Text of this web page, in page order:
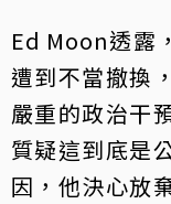
Ed Moon透露
遭到不當撤換
嚴重的政治干
質疑這到底是
因，他決心放